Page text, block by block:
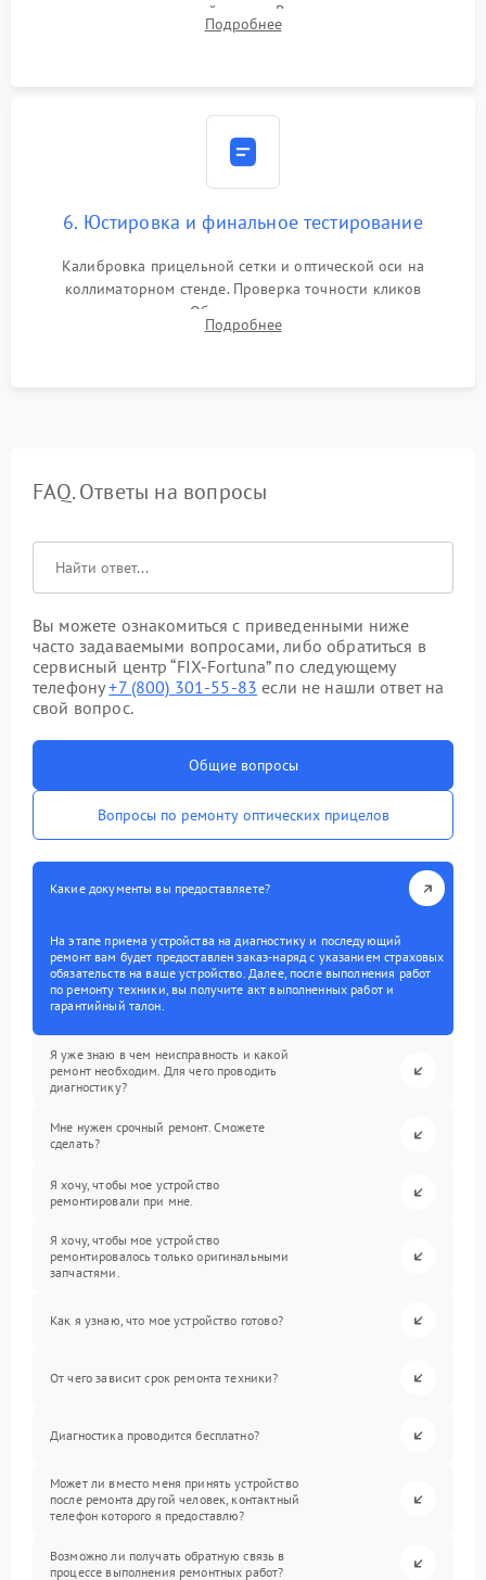
нанесение влагозащитной смазки. Вакуумирование корпуса
и заполнение его осушенным азотом или аргоном для
Подробнее
6. Юстировка и финальное тестирование
Калибровка прицельной сетки и оптической оси на
коллиматорном стенде. Проверка точности кликов
механизма поправок. Обязательное испытание прицела на
ударном стенде для проверки устойчивости к отдаче и
Подробнее
FAQ. Ответы на вопросы
Вы можете ознакомиться с приведенными ниже
часто задаваемыми вопросами, либо обратиться в
сервисный центр “FIX-Fortuna” по следующему
телефону+7 (800) 301-55-83 если не нашли ответ на
свой вопрос.
Общие вопросы
Вопросы по ремонту оптических прицелов
Какие документы вы предоставляете?
На этапе приема устройства на диагностику и последующий
ремонт вам будет предоставлен заказ-наряд с указанием страховых
обязательств на ваше устройство. Далее, после выполнения работ
по ремонту техники, вы получите акт выполненных работ и
гарантийный талон.
Я уже знаю в чем неисправность и какой
ремонт необходим. Для чего проводить
диагностику?
Мне нужен срочный ремонт. Сможете
сделать?
Я хочу, чтобы мое устройство
ремонтировали при мне.
Я хочу, чтобы мое устройство
ремонтировалось только оригинальными
запчастями.
Как я узнаю, что мое устройство готово?
От чего зависит срок ремонта техники?
Диагностика проводится бесплатно?
Может ли вместо меня принять устройство
после ремонта другой человек, контактный
телефон которого я предоставлю?
Возможно ли получать обратную связь в
процессе выполнения ремонтных работ?